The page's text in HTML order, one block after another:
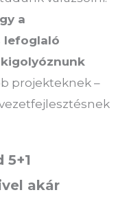
a
lefoglaló
projekteknek –
akár